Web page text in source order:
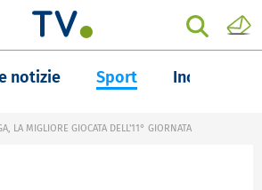
notizie Sport Inchieste
LA MIGLIORE GIOCATA DELL'11° GIORNATA